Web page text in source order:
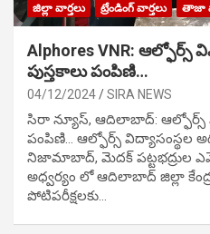
జిల్లా వార్తలు ట్రేండింగ్ వార్తలు తాజా
Alphores VNR: ఆల్ఫోర్స్
పుస్తకాలు పంపిణి…
04/12/2024 SIRA NEWS
సిరా న్యూస్, ఆదిలాబాద్: ఆల్ఫోర్స్
పంపిణి… ఆల్ఫోర్స్ విద్యాసంస్థల
నిజామాబాద్, మెదక్ పట్టభద్రుల
అధ్వర్యం లో ఆదిలాబాద్ జిల్లా
పోటిప‌రీక్ష‌ల‌కు…